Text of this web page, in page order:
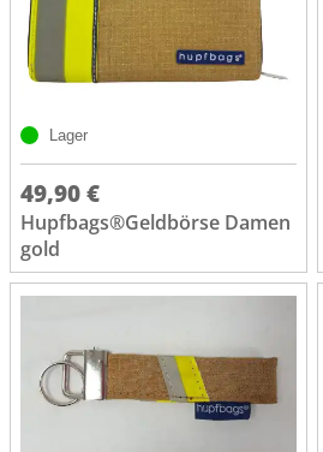
Lager
49,90 €
Hupfbags®Geldbörse Damen
gold